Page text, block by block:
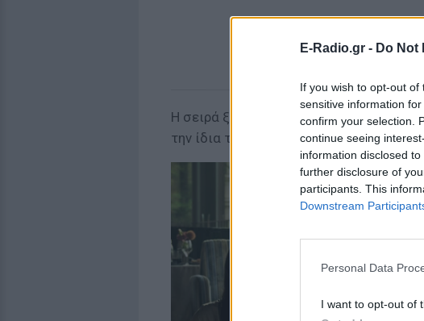
E-Radio.gr - Do Not
If you wish to opt-out
sensitive information
confirm your selection.
continue seeing
information disclosed
further disclosure of
participants. This
Downstream
Personal Data
I want to opt-out of
Η σειρά ξεκινάει με ένα βιασμό, που
την ίδια την οικογένεια του θύματος.